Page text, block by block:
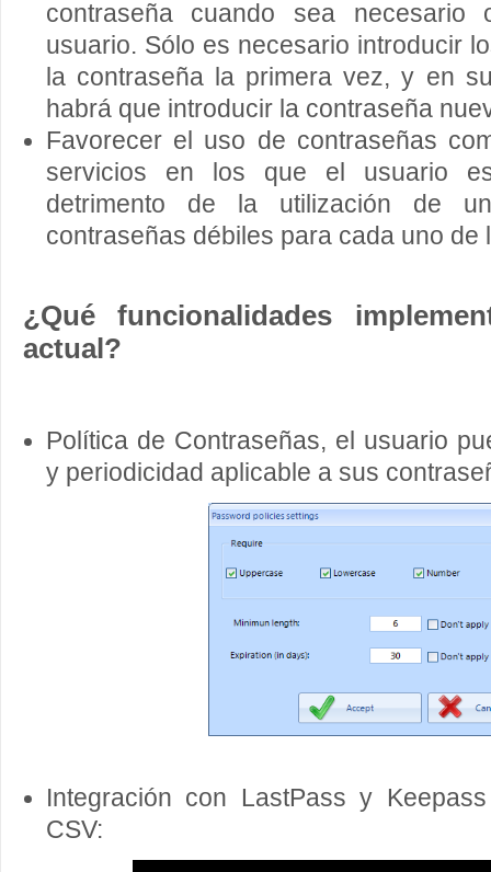
contraseña cuando sea necesario
usuario. Sólo es necesario introducir
la contraseña la primera vez, y en
habrá que introducir la contraseña
Favorecer el uso de contraseñas
servicios en los que el usuario
detrimento de la utilización de
contraseñas débiles para cada uno de
¿Qué funcionalidades
actual?
Política de Contraseñas, el usuario
y periodicidad aplicable a sus
Integración con LastPass y
CSV: